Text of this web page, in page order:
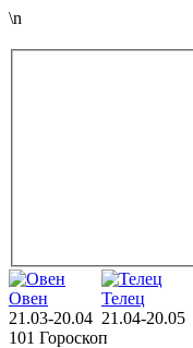
\n
Овен
21.03-20.04
Телец
21.04-20.05
101 Гороскоп